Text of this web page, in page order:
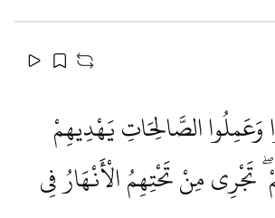
وَعَمِلُوا الصَّالِحَاتِ يَهْدِيهِمْ
تَجْرِي مِنْ تَحْتِهِمُ الْأَنْهَارُ فِي